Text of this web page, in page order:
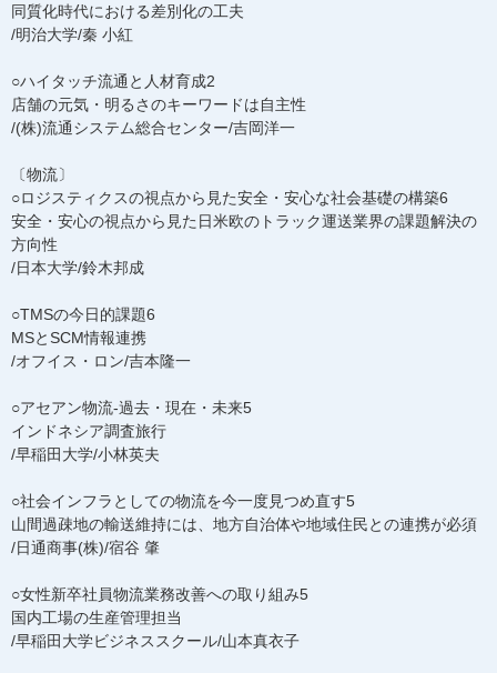
同質化時代における差別化の工夫
/明治大学/秦 小紅
○ハイタッチ流通と人材育成2
店舗の元気・明るさのキーワードは自主性
/(株)流通システム総合センター/吉岡洋一
〔物流〕
○ロジスティクスの視点から見た安全・安心な社会基礎の構築6
安全・安心の視点から見た日米欧のトラック運送業界の課題解決の
方向性
/日本大学/鈴木邦成
○TMSの今日的課題6
MSとSCM情報連携
/オフイス・ロン/吉本隆一
○アセアン物流-過去・現在・未来5
インドネシア調査旅行
/早稲田大学/小林英夫
○社会インフラとしての物流を今一度見つめ直す5
山間過疎地の輸送維持には、地方自治体や地域住民との連携が必須
/日通商事(株)/宿谷 肇
○女性新卒社員物流業務改善への取り組み5
国内工場の生産管理担当
/早稲田大学ビジネススクール/山本真衣子